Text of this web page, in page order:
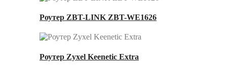
Роутер ZBT-LINK ZBT-WE1626
Роутер Zyxel Keenetic Extra